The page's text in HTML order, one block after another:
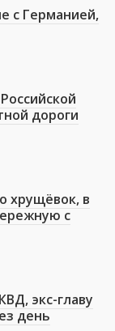
с Германией,
дороги
хрущёвок, в
с
экс-главу
день